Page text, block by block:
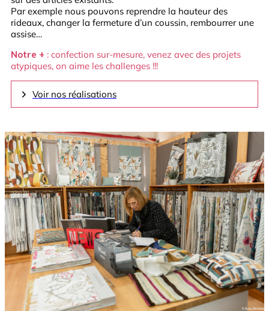
Par exemple nous pouvons reprendre la hauteur des
rideaux, changer la fermeture d’un coussin, rembourrer une
assise…
Notre + : confection sur-mesure, venez avec des projets
atypiques, on aime les challenges !!!
Voir nos réalisations